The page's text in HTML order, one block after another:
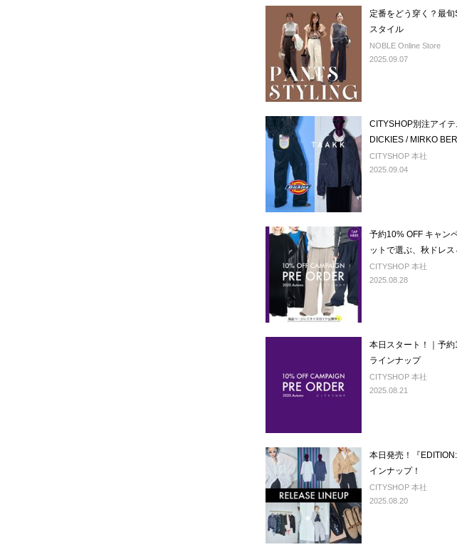
定番をどう穿く？最
スタイル
NOBLE Online Store
2025.09.07
CITYSHOP別注アイ
DICKIES / MIRKO
CITYSHOP 本社
2025.09.04
予約10% OFF キャン
ットで選ぶ、秋ドレ
CITYSHOP 本社
2025.08.28
本日スタート！｜予約
ラインナップ
CITYSHOP 本社
2025.08.21
本日発売！『
インナップ！
CITYSHOP 本社
2025.08.20